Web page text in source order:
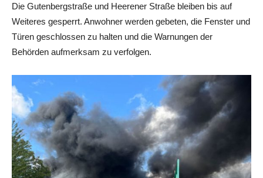
Die Gutenbergstraße und Heerener Straße bleiben bis auf
Weiteres gesperrt. Anwohner werden gebeten, die Fenster und
Türen geschlossen zu halten und die Warnungen der
Behörden aufmerksam zu verfolgen.